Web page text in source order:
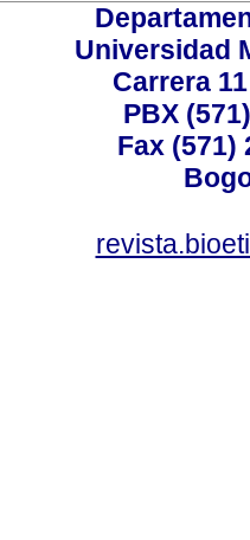
Universidad
Carrera
PBX
Fax (571)